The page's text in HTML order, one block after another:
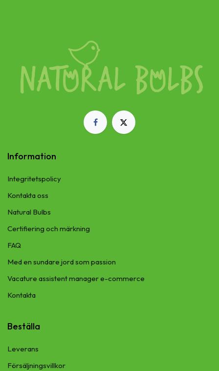
Information
Integritetspolicy
Kontakta oss
Natural Bulbs
Certifiering och märkning
FAQ
Med en sundare jord som passion
Vacature assistent manager e-commerce
Kontakta
Beställa
Leverans
Försäljningsvillkor